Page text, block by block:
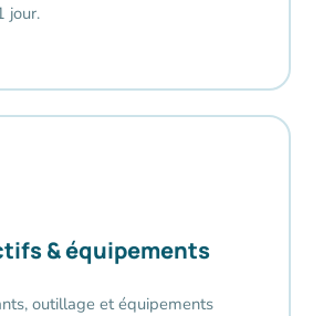
jour.
& équipements
outillage et équipements